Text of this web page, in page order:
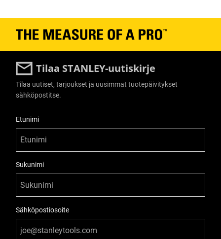
Tilaa STANLEY-uutiskirje
Tilaa uutiset, tarjoukset ja uusimmat tuotepäivitykset
sähköpostitse.
Etunimi
Sukunimi
Sähköpostiosoite